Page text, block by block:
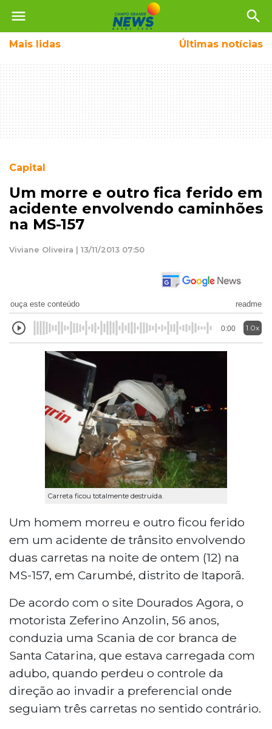
menu search
Mais lidas Últimas notícias
Capital
Um morre e outro fica ferido em
acidente envolvendo caminhões
na MS-157
Viviane Oliveira | 13/11/2013 07:50
ouça este conteúdo readme
0:00 1.0x
Carreta ficou totalmente destruída.
Um homem morreu e outro ficou ferido
em um acidente de trânsito envolvendo
duas carretas na noite de ontem (12) na
MS-157, em Carumbé, distrito de Itaporã.
De acordo com o site Dourados Agora, o
motorista Zeferino Anzolin, 56 anos,
conduzia uma Scania de cor branca de
Santa Catarina, que estava carregada com
adubo, quando perdeu o controle da
direção ao invadir a preferencial onde
seguiam três carretas no sentido contrário.